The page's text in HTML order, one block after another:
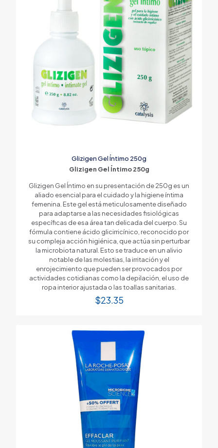
Glizigen Gel Íntimo 250g
Glizigen Gel Íntimo 250g
Glizigen Gel Íntimo en su presentación de 250g es un
aliado esencial para el cuidado y la higiene íntima
femenina. Este gel está meticulosamente diseñado
para adaptarse a las necesidades fisiológicas
específicas de esa área tan delicada del cuerpo. Su
fórmula contiene ácido glicirricínico, reconocido por
su compleja acción higiénica, que actúa sin perturbar
la microbiota natural. Esto se traduce en un alivio
notable de las molestias, la irritación y el
enrojecimiento que pueden ser provocados por
actividades cotidianas como la depilación, el uso de
ropa interior ajustada o las toallas sanitarias.
$23.35